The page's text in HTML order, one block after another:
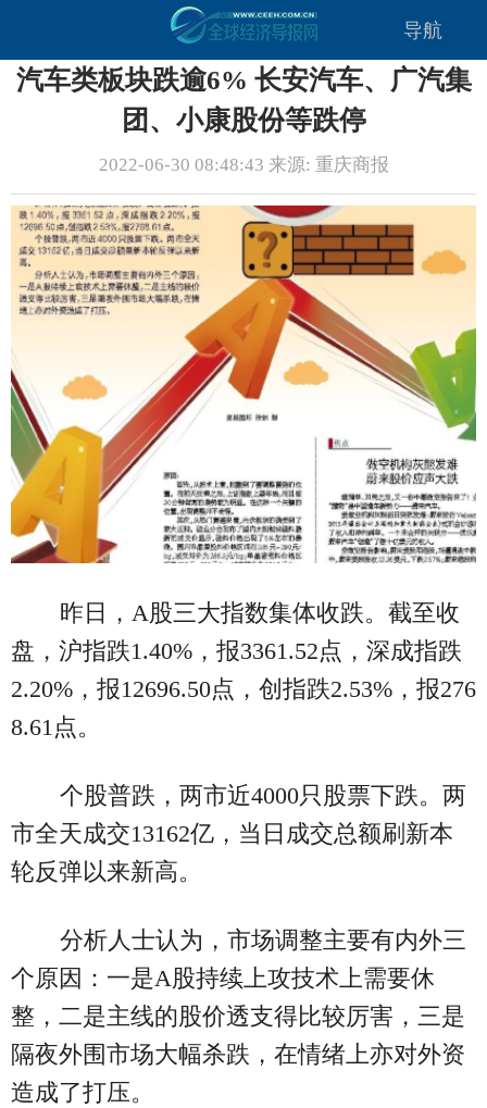
导航
汽车类板块跌逾6% 长安汽车、广汽集
团、小康股份等跌停
2022-06-30 08:48:43 来源: 重庆商报
昨日，A股三大指数集体收跌。截至收
盘，沪指跌1.40%，报3361.52点，深成指跌
2.20%，报12696.50点，创指跌2.53%，报276
8.61点。
个股普跌，两市近4000只股票下跌。两
市全天成交13162亿，当日成交总额刷新本
轮反弹以来新高。
分析人士认为，市场调整主要有内外三
个原因：一是A股持续上攻技术上需要休
整，二是主线的股价透支得比较厉害，三是
隔夜外围市场大幅杀跌，在情绪上亦对外资
造成了打压。